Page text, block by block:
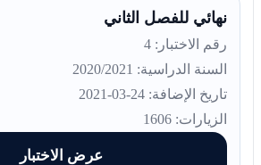
نهائي للفصل الثاني
رقم الاختبار: 4
السنة الدراسية: 2020/2021
تاريخ الإضافة: 24-03-2021
الزيارات: 1606
عرض الاختبار